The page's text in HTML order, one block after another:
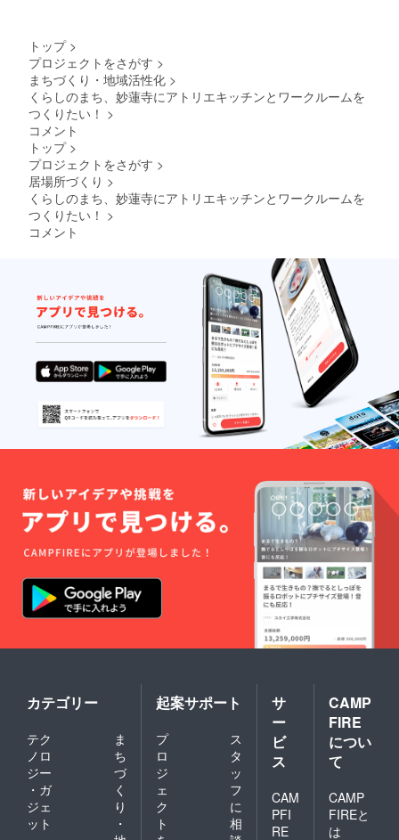
⾔の発
につい
ては、
らない
ものと
しま
す。
は以下
の通り
変更可
1ヶ月〜
（他利
用者へ
の譲渡
の場
合、次
月の利
用時間
に繰越
されま
す）
記が確
認でき
法 (１)
⽉後の
⽉末ま
で予約
を⼊れ
ること
ができ
ます。
（例：4
⽉ 1 ⽇
に予約
→7 ⽉
末まで
予約可
能） ＊
リシー
は以下
の通り
になり
ます。
〜1ヶ月
より
前 ：
変更可
1ヶ月〜
：予約
用者へ
の譲渡
の場
合、次
月の利
用時間
に繰越
す） な
お、⼤
規模地
ます。
プラン
内で、
予約カ
レン
ダーア
プリに
希望の
時間数
をご入
力くだ
さい。
・3 ヶ
⽉後の
⽉末ま
で予約
ができ
ます。
（例：4
⽉ 1 ⽇
に予約
末まで
予約可
能） ＊
キャン
リシー
になり
ます。
〜1ヶ月
より
前 ：
変更可
1ヶ月〜
：予約
失効
（他利
認する
HACCP
た衛生
管理
ファイ
ル（衛
生管理
計画）
を作成
してい
ただき
ます。
◎予約
用時間
はご加
プラン
に応じ
た時間
の範囲
内で、
予約カ
レン
ダーア
プリに
希望の
をご入
・3 ヶ
⽉後の
⽉末ま
で予約
を⼊れ
ること
ができ
（例：4
⽉ 1 ⽇
に予約
衛生責
証明
出いた
だきま
す。 調
理師免
許など
でも可
能です
が、同
じく確
認する
ための
コピー
は提出
が必要
HACCP
の考え
方を取
り入れ
た衛生
管理
ファイ
ル（衛
生管理
してい
◎予約
方法 利
用時間
はご加
入いた
だいた
プラン
た時間
の範囲
内で、
を確認
飲食店
で利用
される
場合
（例：
1 日カ
フェ・
レスト
ラン、
弁当屋
等）は
「食品
衛生責
任者」
養成講
了され
ている
ことの
証明
（コ
ピー）
をご提
出いた
だきま
理師免
許など
でも可
が、同
じく確
認する
ための
コピー
は提出
が必要
HACCP
の考え
トップ >
プロジェクトをさがす >
まちづくり・地域活性化 >
くらしのまち、妙蓮寺にアトリエキッチンとワークルームを
つくりたい！ >
コメント
トップ >
プロジェクトをさがす >
居場所づくり >
くらしのまち、妙蓮寺にアトリエキッチンとワークルームを
つくりたい！ >
コメント
カテゴリー
テク
ノロ
ジー
・ガ
ジェ
ット
ま
ち
づ
く
り
・
起案サポート
プ
ロ
ジ
ェ
ク
ト
ス
タ
ッ
フ
に
相
サ
ー
ビ
ス
CAM
PFI
RE
CAMP
FIRE
につい
て
CAMP
FIREと
は